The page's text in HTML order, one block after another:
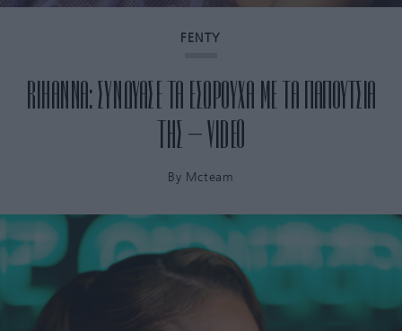
FENTY
RIHANNA: ΣΥΝΔΥΑΣΕ ΤΑ ΕΣΩΡΟΥΧΑ ΜΕ ΤΑ ΠΑΠΟΥΤΣΙΑ
ΤΗΣ – VIDEO
By Mcteam